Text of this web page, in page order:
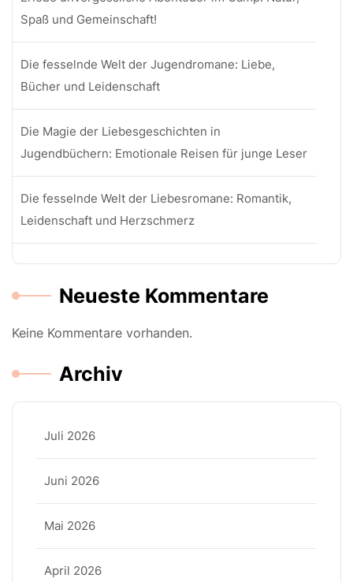
Spaß und Gemeinschaft!
Die fesselnde Welt der Jugendromane: Liebe,
Bücher und Leidenschaft
Die Magie der Liebesgeschichten in
Jugendbüchern: Emotionale Reisen für junge Leser
Die fesselnde Welt der Liebesromane: Romantik,
Leidenschaft und Herzschmerz
Neueste Kommentare
Keine Kommentare vorhanden.
Archiv
Juli 2026
Juni 2026
Mai 2026
April 2026